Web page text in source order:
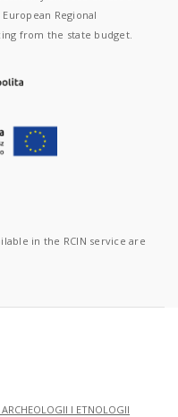
Regional
from the state budget.
in the RCIN service are
I ETNOLOGII